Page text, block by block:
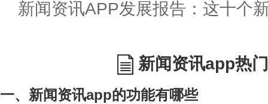
新闻资讯app热
一、新闻资讯app的功能有哪些